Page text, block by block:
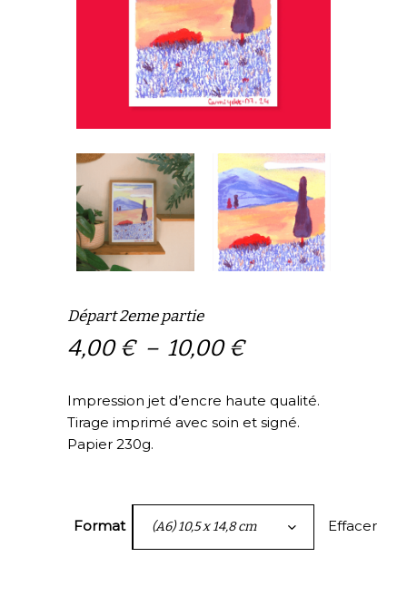
Départ 2eme partie
4,00 € – 10,00 €Plage
prix :
4,00 €
Impression jet d’encre haute qualité.
Tirage imprimé avec soin et signé.
Papier 230g.
Format (A6) 10,5 x 14,8 cm Effacer